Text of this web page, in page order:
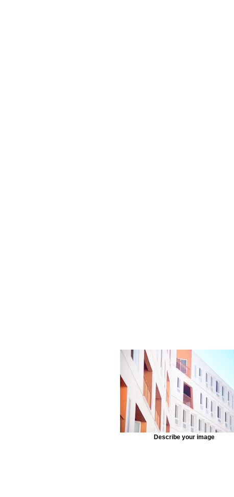
Describe your image